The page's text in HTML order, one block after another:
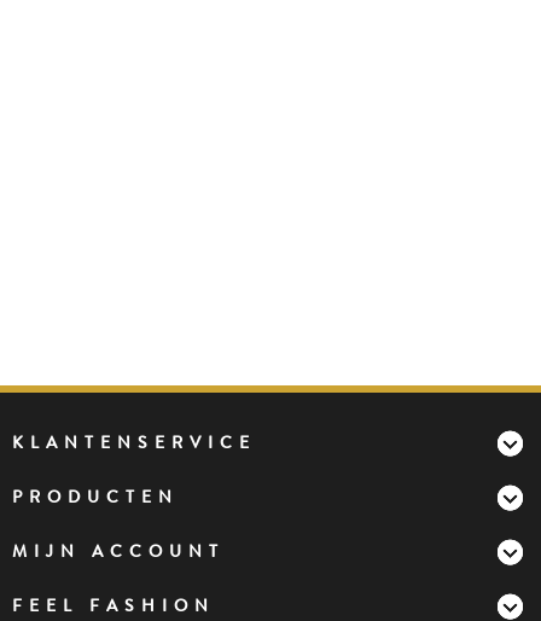
KLANTENSERVICE
PRODUCTEN
MIJN ACCOUNT
FEEL FASHION